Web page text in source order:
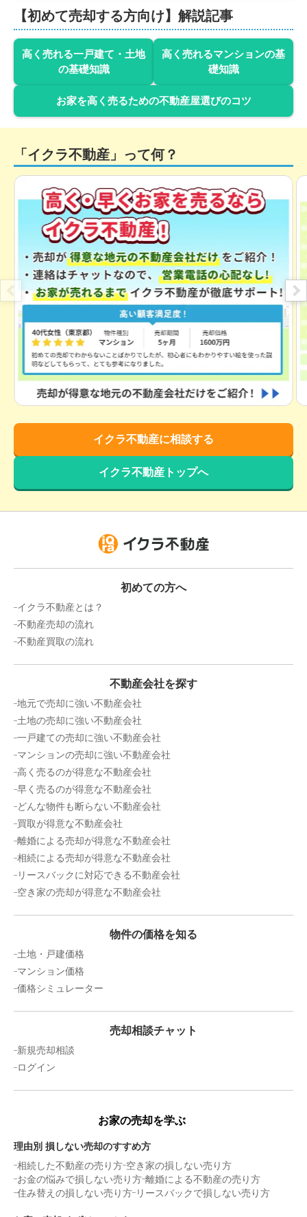
1,900万円
茨城県高萩市大字島名
建物面積:103㎡ 土地面積:199㎡
茨城県日立市日高町三丁目
階数:2階 築年数:57年
建物面積:137㎡ 土地面積:
700万円 2026年2月
茨城県日立市田尻町一丁目
階数:2階 築年数:
41年
建物面積:98㎡ 土地面積: 218㎡
10万円 2026年2月
土地面積: 267
2,000
茨城県日立市東金沢町四丁目
建物面積:
土地面積:168㎡
2,800
茨城県ひたちなか市大字中根
階数:1階
1,200万円
茨城県ひたちなか市大字中根
階数:2階 築年数:
建物面積:141㎡ 土地面積:
300万円
茨城県日立市西成沢町三丁目
階数:1階
建物面積:
㎡
万円
階数:1階 建物面積:103㎡
1,600万円
茨城県北茨城市中郷町粟野
【初めて売却する方向け】解説記事
高く売れる一戸建て・土地
の基礎知識
高く売れるマンションの基
礎知識
お家を高く売るための不動産屋選びのコツ
「イクラ不動産」って何？
イクラ不動産に相談する
イクラ不動産トップへ
初めての方へ
イクラ不動産とは？
不動産売却の流れ
不動産買取の流れ
不動産会社を探す
地元で売却に強い不動産会社
土地の売却に強い不動産会社
一戸建ての売却に強い不動産会社
マンションの売却に強い不動産会社
高く売るのが得意な不動産会社
早く売るのが得意な不動産会社
どんな物件も断らない不動産会社
買取が得意な不動産会社
離婚による売却が得意な不動産会社
相続による売却が得意な不動産会社
リースバックに対応できる不動産会社
空き家の売却が得意な不動産会社
物件の価格を知る
土地・戸建価格
マンション価格
価格シミュレーター
売却相談チャット
新規売却相談
ログイン
お家の売却を学ぶ
理由別 損しない売却のすすめ方
相続した不動産の売り方 空き家の損しない売り方
お金の悩みで損しない売り方 離婚による不動産の売り方
住み替えの損しない売り方 リースバックで損しない売り方